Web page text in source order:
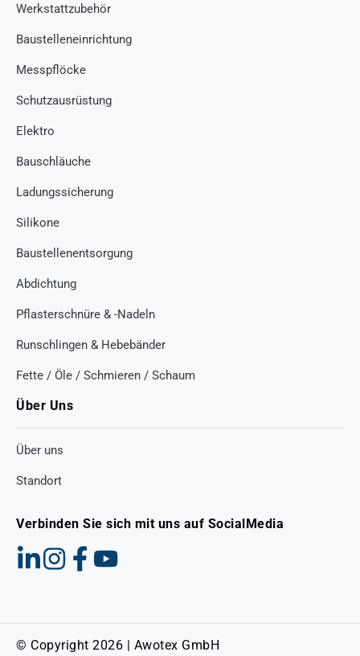
Werkstattzubehör
Baustelleneinrichtung
Messpflöcke
Schutzausrüstung
Elektro
Bauschläuche
Ladungssicherung
Silikone
Baustellenentsorgung
Abdichtung
Pflasterschnüre & -Nadeln
Runschlingen & Hebebänder
Fette / Öle / Schmieren / Schaum
Über Uns
Über uns
Standort
Verbinden Sie sich mit uns auf SocialMedia
© Copyright 2026 | Awotex GmbH